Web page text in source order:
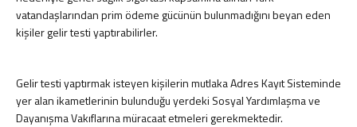
vatandaşlarından prim ödeme gücünün bulunmadığını beyan eden
kişiler gelir testi yaptırabilirler.
Gelir testi yaptırmak isteyen kişilerin mutlaka Adres Kayıt Sisteminde
yer alan ikametlerinin bulunduğu yerdeki Sosyal Yardımlaşma ve
Dayanışma Vakıflarına müracaat etmeleri gerekmektedir.